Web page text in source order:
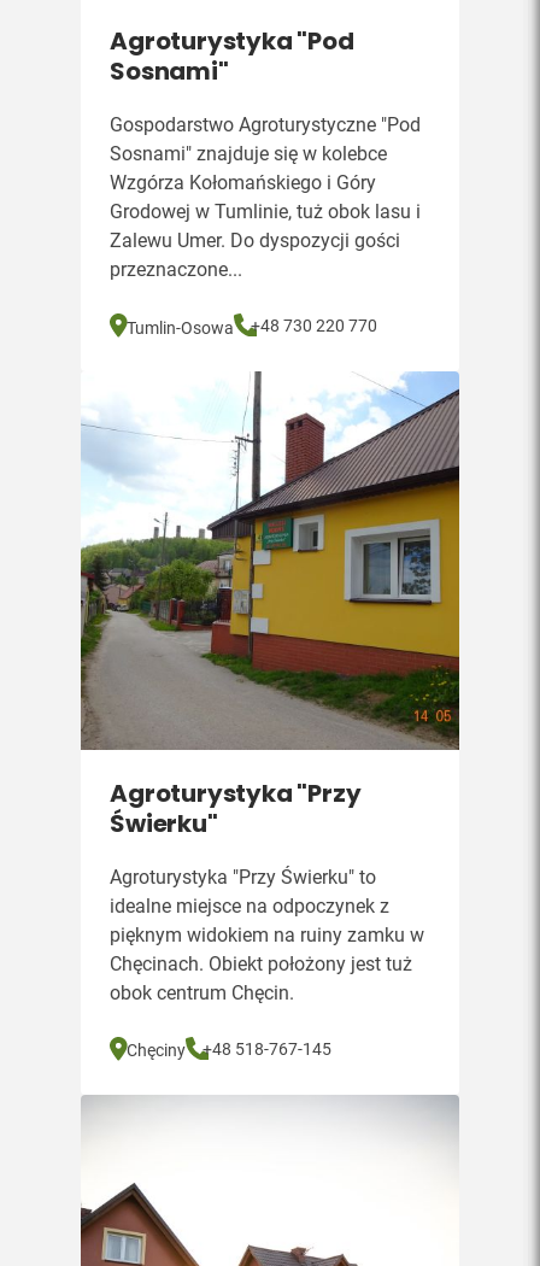
Agroturystyka "Pod
Sosnami"
Gospodarstwo Agroturystyczne "Pod
Sosnami" znajduje się w kolebce
Wzgórza Kołomańskiego i Góry
Grodowej w Tumlinie, tuż obok lasu i
Zalewu Umer. Do dyspozycji gości
przeznaczone...
Tumlin-Osowa +48 730 220 770
Agroturystyka "Przy
Świerku"
Agroturystyka "Przy Świerku" to
idealne miejsce na odpoczynek z
pięknym widokiem na ruiny zamku w
Chęcinach. Obiekt położony jest tuż
obok centrum Chęcin.
Chęciny +48 518-767-145